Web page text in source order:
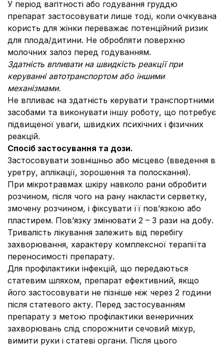
У період вагітності або годування груддю
препарат застосовувати лише тоді, коли очікувана
користь для жінки переважає потенційний ризик
для плода/дитини. Не обробляти поверхню
молочних залоз перед годуванням.
Здатність впливати на швидкість реакції при
керуванні автотранспортом або іншими
механізмами.
Не впливає на здатність керувати транспортними
засобами та виконувати іншу роботу, що потребує
підвищеної уваги, швидких психічних і фізичних
реакцій.
Спосіб застосування та дози.
Застосовувати зовнішньо або місцево (введення в
уретру, аплікації, зорошення та полоскання).
При мікротравмах шкіру навколо рани обробити
розчином, після чого на рану накласти серветку,
змочену розчином, і фіксувати її пов’язкою або
пластирем. Пов’язку змінювати 2 – 3 рази на добу.
Тривалість лікування залежить від перебігу
захворювання, характеру комплексної терапіїта
переносимості препарату.
Для профілактики інфекцій, що передаються
статевим шляхом, препарат ефективний, якщо
його застосовувати не пізніше ніж через 2 години
після статевого акту. Перед застосуванням
препарату з метою профілактики венеричних
захворювань слід спорожнити сечовий міхур,
вимити руки і статеві органи. Після цього